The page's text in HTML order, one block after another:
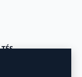
telepítsük